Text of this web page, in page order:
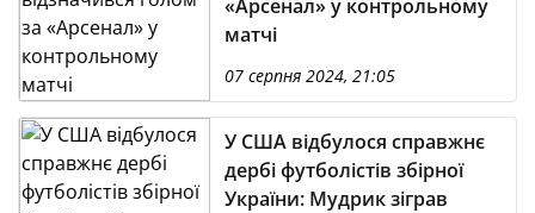
«Арсенал» у контрольному
матчі
07 серпня 2024, 21:05
У США відбулося справжнє
дербі футболістів збірної
України: Мудрик зіграв